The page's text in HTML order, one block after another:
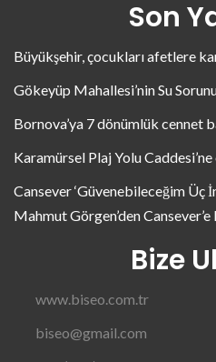
Son
Büyükşehir, çocukları afetlere
Gökeyüp Mahallesi’nin Su
Bornova’ya 7 dönümlük cennet
Karamürsel Plaj Yolu
Cansever ‘Güvenebileceğim Üç
Mahmut Görgen’den
Bize
www.biseo.com.tr
biseo@gmail.com